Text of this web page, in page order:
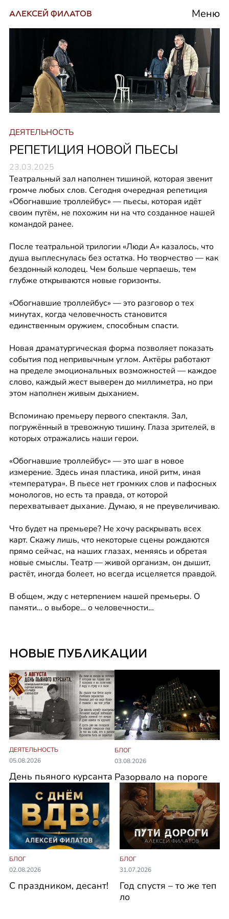
АЛЕКСЕЙ ФИЛАТОВ Меню
ДЕЯТЕЛЬНОСТЬ
РЕПЕТИЦИЯ НОВОЙ ПЬЕСЫ
23.03.2025
Театральный зал наполнен тишиной, которая звенит
громче любых слов. Сегодня очередная репетиция
«Обогнавшие троллейбус» — пьесы, которая идёт
своим путём, не похожим ни на что созданное нашей
командой ранее.
После театральной трилогии «Люди А» казалось, что
душа выплеснулась без остатка. Но творчество — как
бездонный колодец. Чем больше черпаешь, тем
глубже открываются новые горизонты.
«Обогнавшие троллейбус» — это разговор о тех
минутах, когда человечность становится
единственным оружием, способным спасти.
Новая драматургическая форма позволяет показать
события под непривычным углом. Актёры работают
на пределе эмоциональных возможностей — каждое
слово, каждый жест выверен до миллиметра, но при
этом наполнен живым дыханием.
Вспоминаю премьеру первого спектакля. Зал,
погружённый в тревожную тишину. Глаза зрителей, в
которых отражались наши герои.
«Обогнавшие троллейбус» — это шаг в новое
измерение. Здесь иная пластика, иной ритм, иная
«температура». В пьесе нет громких слов и пафосных
монологов, но есть та правда, от которой
перехватывает дыхание. Думаю, я не преувеличиваю.
Что будет на премьере? Не хочу раскрывать всех
карт. Скажу лишь, что некоторые сцены рождаются
прямо сейчас, на наших глазах, меняясь и обретая
новые смыслы. Театр — живой организм, он дышит,
растёт, иногда болеет, но всегда исцеляется правдой.
В общем, жду с нетерпением нашей премьеры. О
памяти… о выборе… о человечности…
НОВЫЕ ПУБЛИКАЦИИ
ДЕЯТЕЛЬНОСТЬ
05.08.2026
День пьяного курсанта
БЛОГ
03.08.2026
Разорвало на пороге
БЛОГ
02.08.2026
С праздником, десант!
БЛОГ
31.07.2026
Год спустя – то же теп
ло